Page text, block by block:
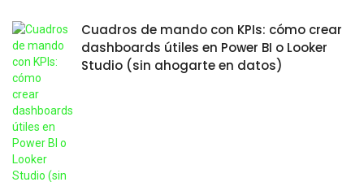
Cuadros de mando con KPIs: cómo crear
dashboards útiles en Power BI o Looker
Studio (sin ahogarte en datos)